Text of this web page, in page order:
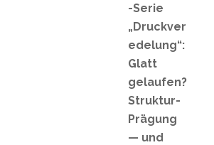
-Serie
„Druckver
edelung“:
Glatt
gelaufen?
Struktur-
Prägung
— und